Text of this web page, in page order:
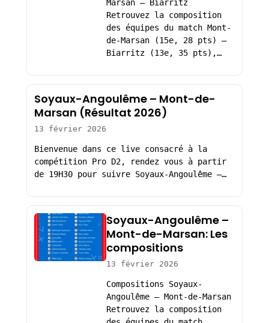
Marsan – Biarritz
Retrouvez la composition
des équipes du match Mont-
de-Marsan (15e, 28 pts) –
Biarritz (13e, 35 pts),…
Soyaux-Angoulême – Mont-de-
Marsan (Résultat 2026)
13 février 2026
Bienvenue dans ce live consacré à la
compétition Pro D2, rendez vous à partir
de 19H30 pour suivre Soyaux-Angoulême –…
Soyaux-Angoulême –
Mont-de-Marsan: Les
compositions
13 février 2026
Compositions Soyaux-
Angoulême – Mont-de-Marsan
Retrouvez la composition